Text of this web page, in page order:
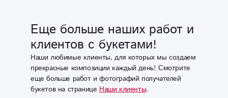
Еще больше наших работ и
клиентов с букетами!
Наши любимые клиенты, для которых мы создаем
прекрасные композиции каждый день! Смотрите
еще больше работ и фотографий получателей
букетов на странице Наши клиенты.